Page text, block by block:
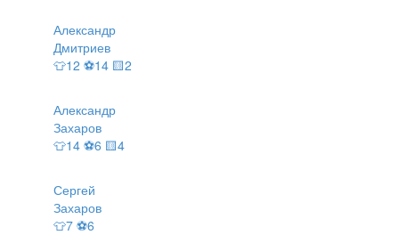
Александр
Дмитриев
👕12 ⚽14 🟨2
Александр
Захаров
👕14 ⚽6 🟨4
Сергей
Захаров
👕7 ⚽6